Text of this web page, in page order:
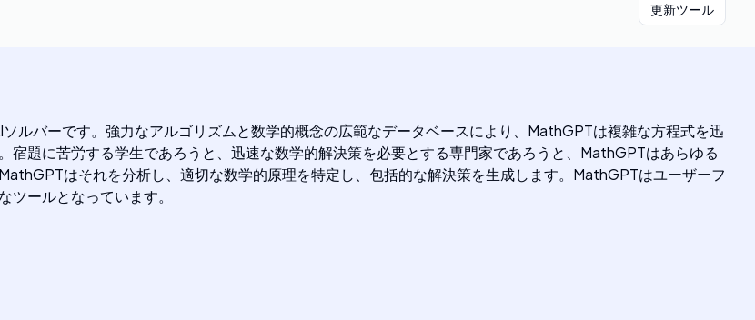
更新ツール
ルバーです。強力なアルゴリズムと数学的概念の広範なデータベースにより、MathGPTは複雑な方程式を迅
題に苦労する学生であろうと、迅速な数学的解決策を必要とする専門家であろうと、MathGPTはあらゆる
はそれを分析し、適切な数学的原理を特定し、包括的な解決策を生成します。MathGPTはユーザーフ
ールとなっています。